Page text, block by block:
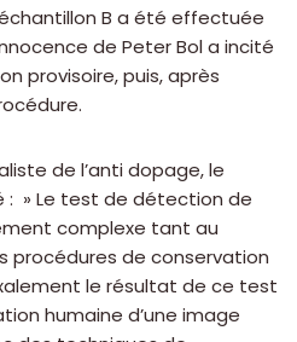
B a été effectuée
de Peter Bol a incité
provisoire, puis, après
de l’anti dopage, le
» Le test de détection de
complexe tant au
procédures de conservation
le résultat de ce test
humaine d’une image